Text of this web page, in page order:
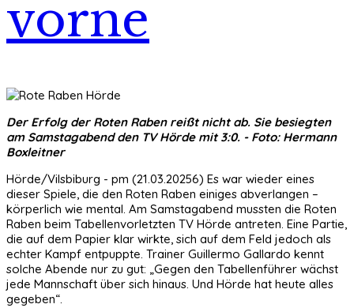
vorne
Der Erfolg der Roten Raben reißt nicht ab. Sie besiegten
am Samstagabend den TV Hörde mit 3:0. - Foto: Hermann
Boxleitner
Hörde/Vilsbiburg - pm (21.03.20256) Es war wieder eines
dieser Spiele, die den Roten Raben einiges abverlangen –
körperlich wie mental. Am Samstagabend mussten die Roten
Raben beim Tabellenvorletzten TV Hörde antreten. Eine Partie,
die auf dem Papier klar wirkte, sich auf dem Feld jedoch als
echter Kampf entpuppte. Trainer Guillermo Gallardo kennt
solche Abende nur zu gut: „Gegen den Tabellenführer wächst
jede Mannschaft über sich hinaus. Und Hörde hat heute alles
gegeben“.